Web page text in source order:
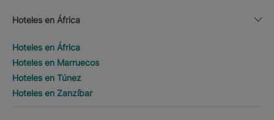
Hoteles en África
Hoteles en África
Hoteles en Marruecos
Hoteles en Túnez
Hoteles en Zanzíbar